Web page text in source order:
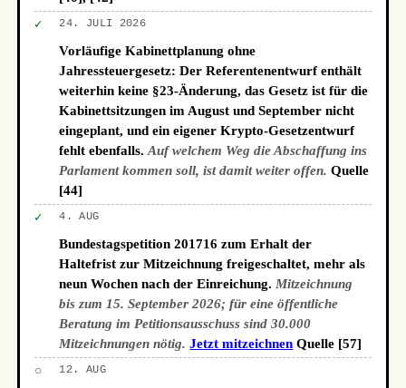
✓ 24. JULI 2026
Vorläufige Kabinettplanung ohne
Jahressteuergesetz: Der Referentenentwurf enthält
weiterhin keine §23-Änderung, das Gesetz ist für die
Kabinettsitzungen im August und September nicht
eingeplant, und ein eigener Krypto-Gesetzentwurf
fehlt ebenfalls.Auf welchem Weg die Abschaffung ins
Parlament kommen soll, ist damit weiter offen. Quelle
[44]
✓ 4. AUG
Bundestagspetition 201716 zum Erhalt der
Haltefrist zur Mitzeichnung freigeschaltet, mehr als
neun Wochen nach der Einreichung. Mitzeichnung
bis zum 15. September 2026; für eine öffentliche
Beratung im Petitionsausschuss sind 30.000
Mitzeichnungen nötig. Jetzt mitzeichnen Quelle [57]
○ 12. AUG